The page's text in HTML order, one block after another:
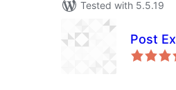
Tested with 5.5.19
Post